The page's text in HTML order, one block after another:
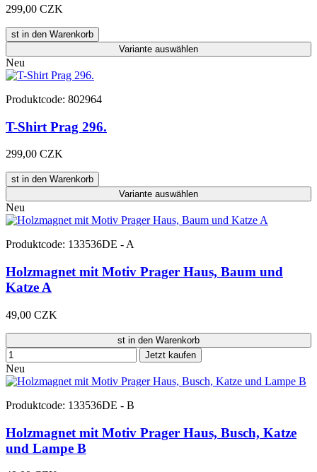
299,00 CZK
st in den Warenkorb
Variante auswählen
Neu
Produktcode: 802964
T-Shirt Prag 296.
299,00 CZK
st in den Warenkorb
Variante auswählen
Neu
Produktcode: 133536DE - A
Holzmagnet mit Motiv Prager Haus, Baum und
Katze A
49,00 CZK
st in den Warenkorb
Jetzt kaufen
Neu
Produktcode: 133536DE - B
Holzmagnet mit Motiv Prager Haus, Busch, Katze
und Lampe B